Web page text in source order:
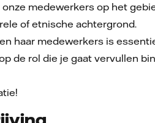
medewerkers op het
of etnische achtergrond.
haar medewerkers is
de rol die je gaat vervullen